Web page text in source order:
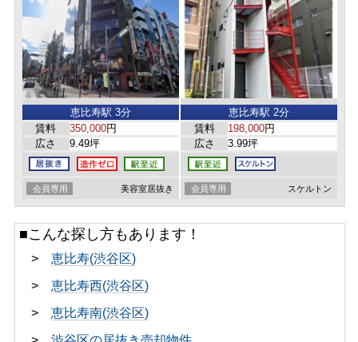
恵比寿駅 3分
賃料
350,000円
広さ
9.49坪
会員専用 美容室居抜き
恵比寿駅 2分
賃料
198,000円
広さ
3.99坪
会員専用 スケルトン
■こんな探し方もあります！
> 恵比寿(渋谷区)
> 恵比寿西(渋谷区)
> 恵比寿南(渋谷区)